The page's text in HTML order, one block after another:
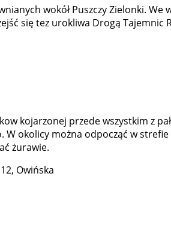
wokół Puszczy Zielonki.
się tez urokliwa Drogą
kojarzonej przede wszystkim z
W okolicy można odpocząć w
żurawie.
Owińska